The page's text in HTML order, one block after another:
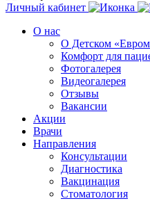
Личный кабинет
О нас
О Детском
Комфорт для
Фотогалерея
Видеогалерея
Отзывы
Вакансии
Акции
Врачи
Направления
Консультации
Диагностика
Вакцинация
Стоматология